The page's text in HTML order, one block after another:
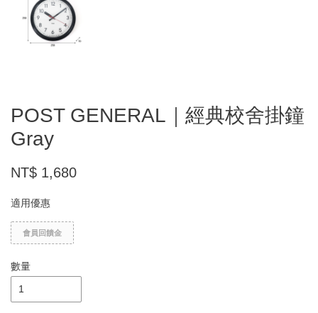
POST GENERAL｜經典校舍掛鐘
Gray
NT$ 1,680
適用優惠
會員回饋金
數量